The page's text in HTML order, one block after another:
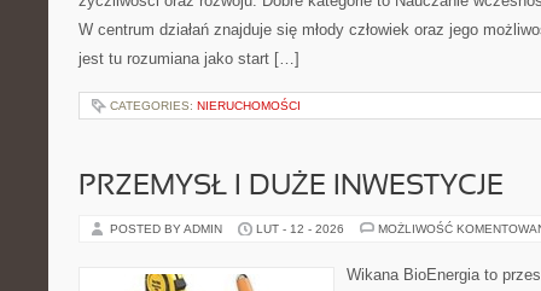
W centrum działań znajduje się młody człowiek oraz jego
jest tu rozumiana jako start […]
CATEGORIES: NIERUCHOMOŚCI
PRZEMYSŁ I DUŻE INWESTYCJE
POSTED BY ADMIN LUT - 12 - 2026 MOŻLIWOŚĆ
Wikana BioEnergia to